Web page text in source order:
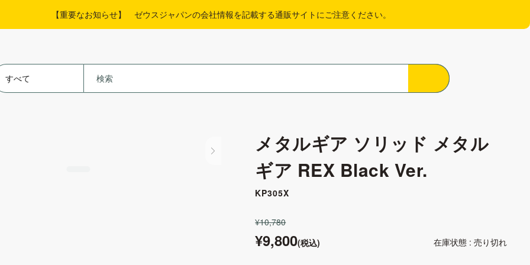
【重要なお知らせ】 ゼウスジャパンの会社情報を記載する通販サイトにご注意ください。
メタルギア ソリッド メタル
ギア REX Black Ver.
KP305X
在庫状態 : 売り切れ
¥10,780
¥9,800(税込)